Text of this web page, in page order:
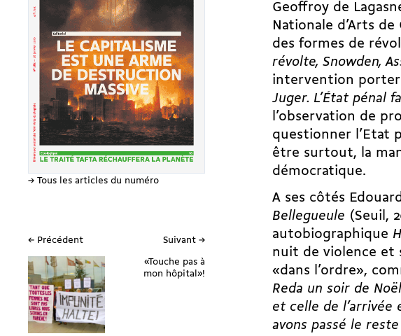
→ Tous les articles du numéro
← Précédent Suivant →
«Touche pas à
mon hôpital»!
Geoffroy de
Nationale d’Arts
des formes de
révolte, Snowden,
intervention
Juger. L’État pénal
l’observation de
questionner l’Etat
être surtout, la
démocratique.
A ses côtés
Bellegueule (Seuil,
autobiographique
nuit de violence et
«dans l’ordre»,
Reda un soir de
et celle de l’arrivée
avons passé le